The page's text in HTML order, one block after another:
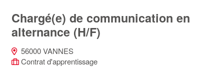
Chargé(e) de communication en
alternance (H/F)
56000 VANNES
Contrat d'apprentissage